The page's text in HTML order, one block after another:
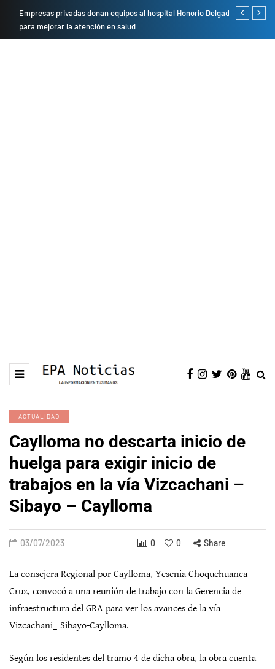
Empresas privadas donan equipos al hospital Honorio Delgado
para mejorar la atención en salud
Cambio de
ACTUALIDAD
Caylloma no descarta inicio de
huelga para exigir inicio de
trabajos en la vía Vizcachani –
Sibayo – Caylloma
03/07/2023 0 0 Share
La consejera Regional por Caylloma, Yesenia Choquehuanca
Cruz, convocó a una reunión de trabajo con la Gerencia de
infraestructura del GRA para ver los avances de la vía
Vizcachani_ Sibayo-Caylloma.
Según los residentes del tramo 4 de dicha obra, la obra cuenta